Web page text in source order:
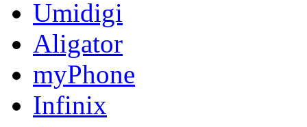
Umidigi
Aligator
myPhone
Infinix